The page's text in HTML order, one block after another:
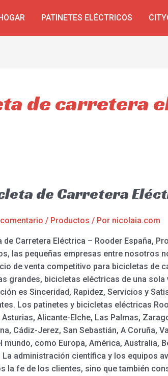
PATINETES ELÉCTRICOS
de carretera
de Carretera
/ Productos / Por nicolaia.com
de Carretera Eléctrica – Rooder España,
las pequeñas empresas entre nosotros
de venta competitivo para bicicletas de
grandes, bicicletas eléctricas de una
es Sinceridad, Rapidez, Servicios y
Los patinetes y bicicletas eléctricas
Asturias, Alicante-Elche, Las Palmas,
Cádiz-Jerez, San Sebastián, A Coruña,
mundo, como Europa, América, Australia,
La administración científica y los equipos
la fe de los clientes, sino que también